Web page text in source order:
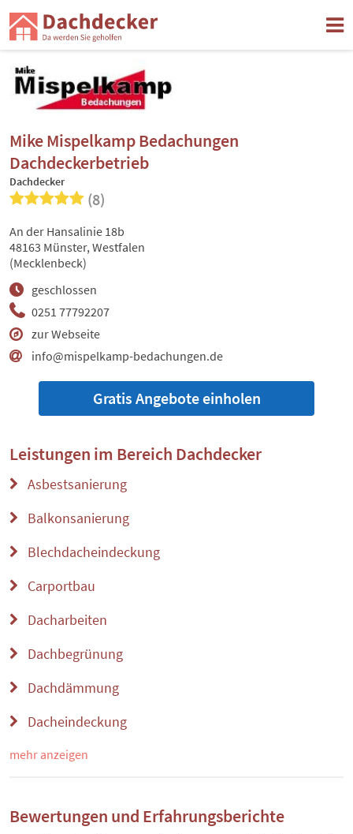
Mike Mispelkamp Bedachungen
Dachdeckerbetrieb
Dachdecker
(8)
0251 77792207
zur Webseite
info@mispelkamp-bedachungen.de
geschlossen
An der Hansalinie 18b
48163 Münster, Westfalen
(Mecklenbeck)
Gratis Angebote einholen
Leistungen im Bereich Dachdecker
Asbestsanierung
Balkonsanierung
Blechdacheindeckung
Carportbau
Dacharbeiten
Dachbegrünung
Dachdämmung
Dacheindeckung
mehr anzeigen
Bewertungen und Erfahrungsberichte